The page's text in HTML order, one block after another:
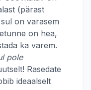
(pärast
on varasem
on hea,
ka varem.
pole
Rasedate
ideaalselt